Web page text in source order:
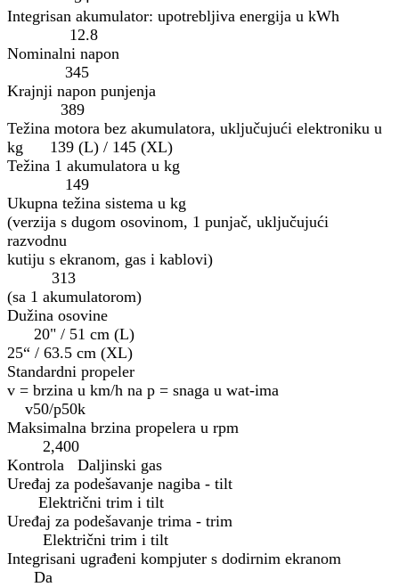
Integrisan akumulator: upotrebljiva energija u kWh
12.8
Nominalni napon
345
Krajnji napon punjenja
389
Težina motora bez akumulatora, uključujući elektroniku u
kg 139 (L) / 145 (XL)
Težina 1 akumulatora u kg
149
Ukupna težina sistema u kg
(verzija s dugom osovinom, 1 punjač, uključujući
razvodnu
kutiju s ekranom, gas i kablovi)
313
(sa 1 akumulatorom)
Dužina osovine
20" / 51 cm (L)
25“ / 63.5 cm (XL)
Standardni propeler
v = brzina u km/h na p = snaga u wat-ima
v50/p50k
Maksimalna brzina propelera u rpm
2,400
Kontrola Daljinski gas
Uređaj za podešavanje nagiba - tilt
Električni trim i tilt
Uređaj za podešavanje trima - trim
Električni trim i tilt
Integrisani ugrađeni kompjuter s dodirnim ekranom
Da